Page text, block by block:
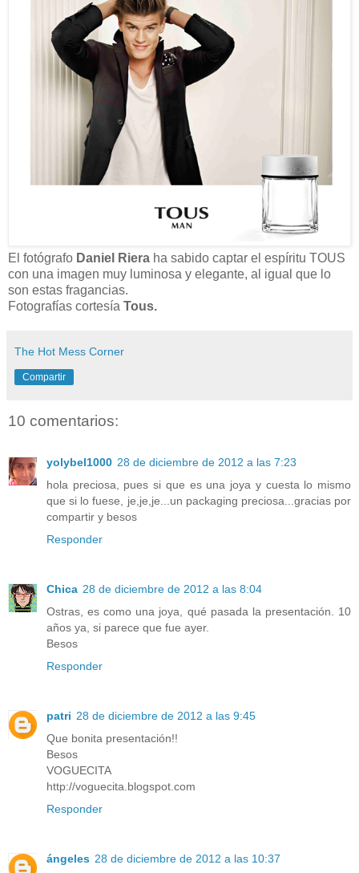
El fotógrafo Daniel Riera ha sabido captar el espíritu TOUS
con una imagen muy luminosa y elegante, al igual que lo
son estas fragancias.
Fotografías cortesía Tous.
The Hot Mess Corner
Compartir
10 comentarios:
yolybel1000 28 de diciembre de 2012 a las 7:23
hola preciosa, pues si que es una joya y cuesta lo mismo
que si lo fuese, je,je,je...un packaging preciosa...gracias por
compartir y besos
Responder
Chica 28 de diciembre de 2012 a las 8:04
Ostras, es como una joya, qué pasada la presentación. 10
años ya, si parece que fue ayer.
Besos
Responder
patri 28 de diciembre de 2012 a las 9:45
Que bonita presentación!!
Besos
VOGUECITA
http://voguecita.blogspot.com
Responder
ángeles 28 de diciembre de 2012 a las 10:37